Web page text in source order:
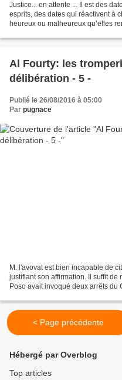
Justice... en attente ... Il est des
esprits, des dates qui réactivent à
heureux ou malheureux qu’elles
Al Fourty: les
délibération - 5 -
Publié le 26/08/2016 à 05:00
Par pugnace
M. l'avovat est bien incapable de
justifiant son affirmation. Il suffit
Poso avait invoqué deux arrêts du
< Page précédente
Hébergé par Overblog
Top articles